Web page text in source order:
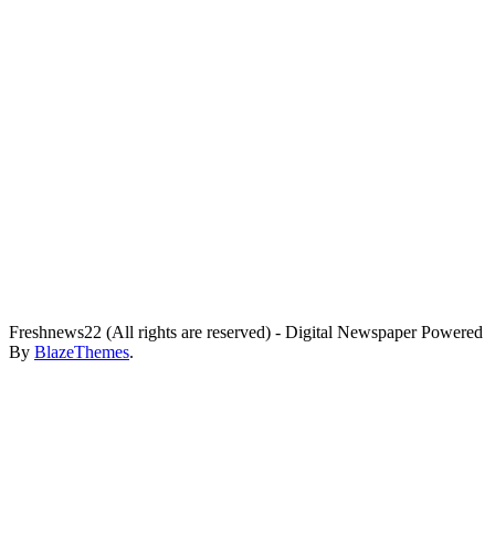
Freshnews22 (All rights are reserved) - Digital Newspaper Powered
By BlazeThemes.